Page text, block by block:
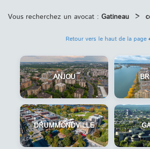
Vous recherchez un avocat : Gatineau >
Retour vers le haut de la page
ANJOU
DRUMMONDVILLE